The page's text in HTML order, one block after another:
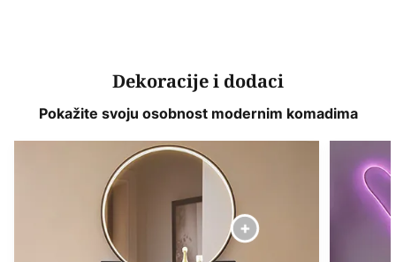
Dekoracije i dodaci
Pokažite svoju osobnost modernim komadima